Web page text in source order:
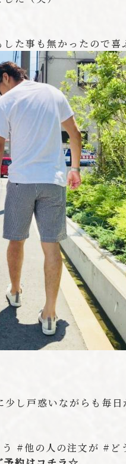
た事も無かったので喜
少し戸惑いながらも毎
#他の人の注文が #ど